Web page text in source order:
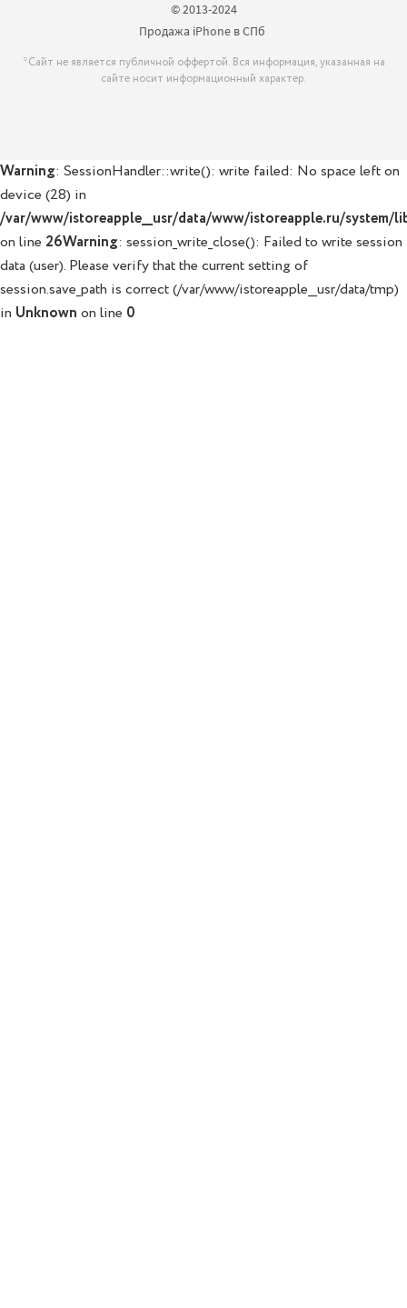
© 2013-2024
Продажа iPhone в СПб
*Сайт не является публичной оффертой. Вся информация, указанная на
сайте носит информационный характер.
Warning: SessionHandler::write(): write failed: No space left on
device (28) in
/var/www/istoreapple__usr/data/www/istoreapple.ru/system/
on line 26Warning: session_write_close(): Failed to write session
data (user). Please verify that the current setting of
session.save_path is correct (/var/www/istoreapple__usr/data/tmp)
in Unknown on line 0